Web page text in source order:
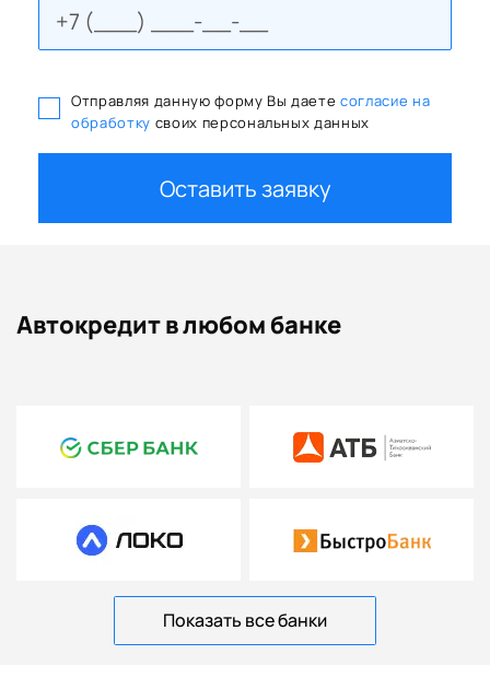
Отправляя данную форму Вы даете согласие на
обработку своих персональных данных
Оставить заявку
Автокредит в любом банке
Показать все банки